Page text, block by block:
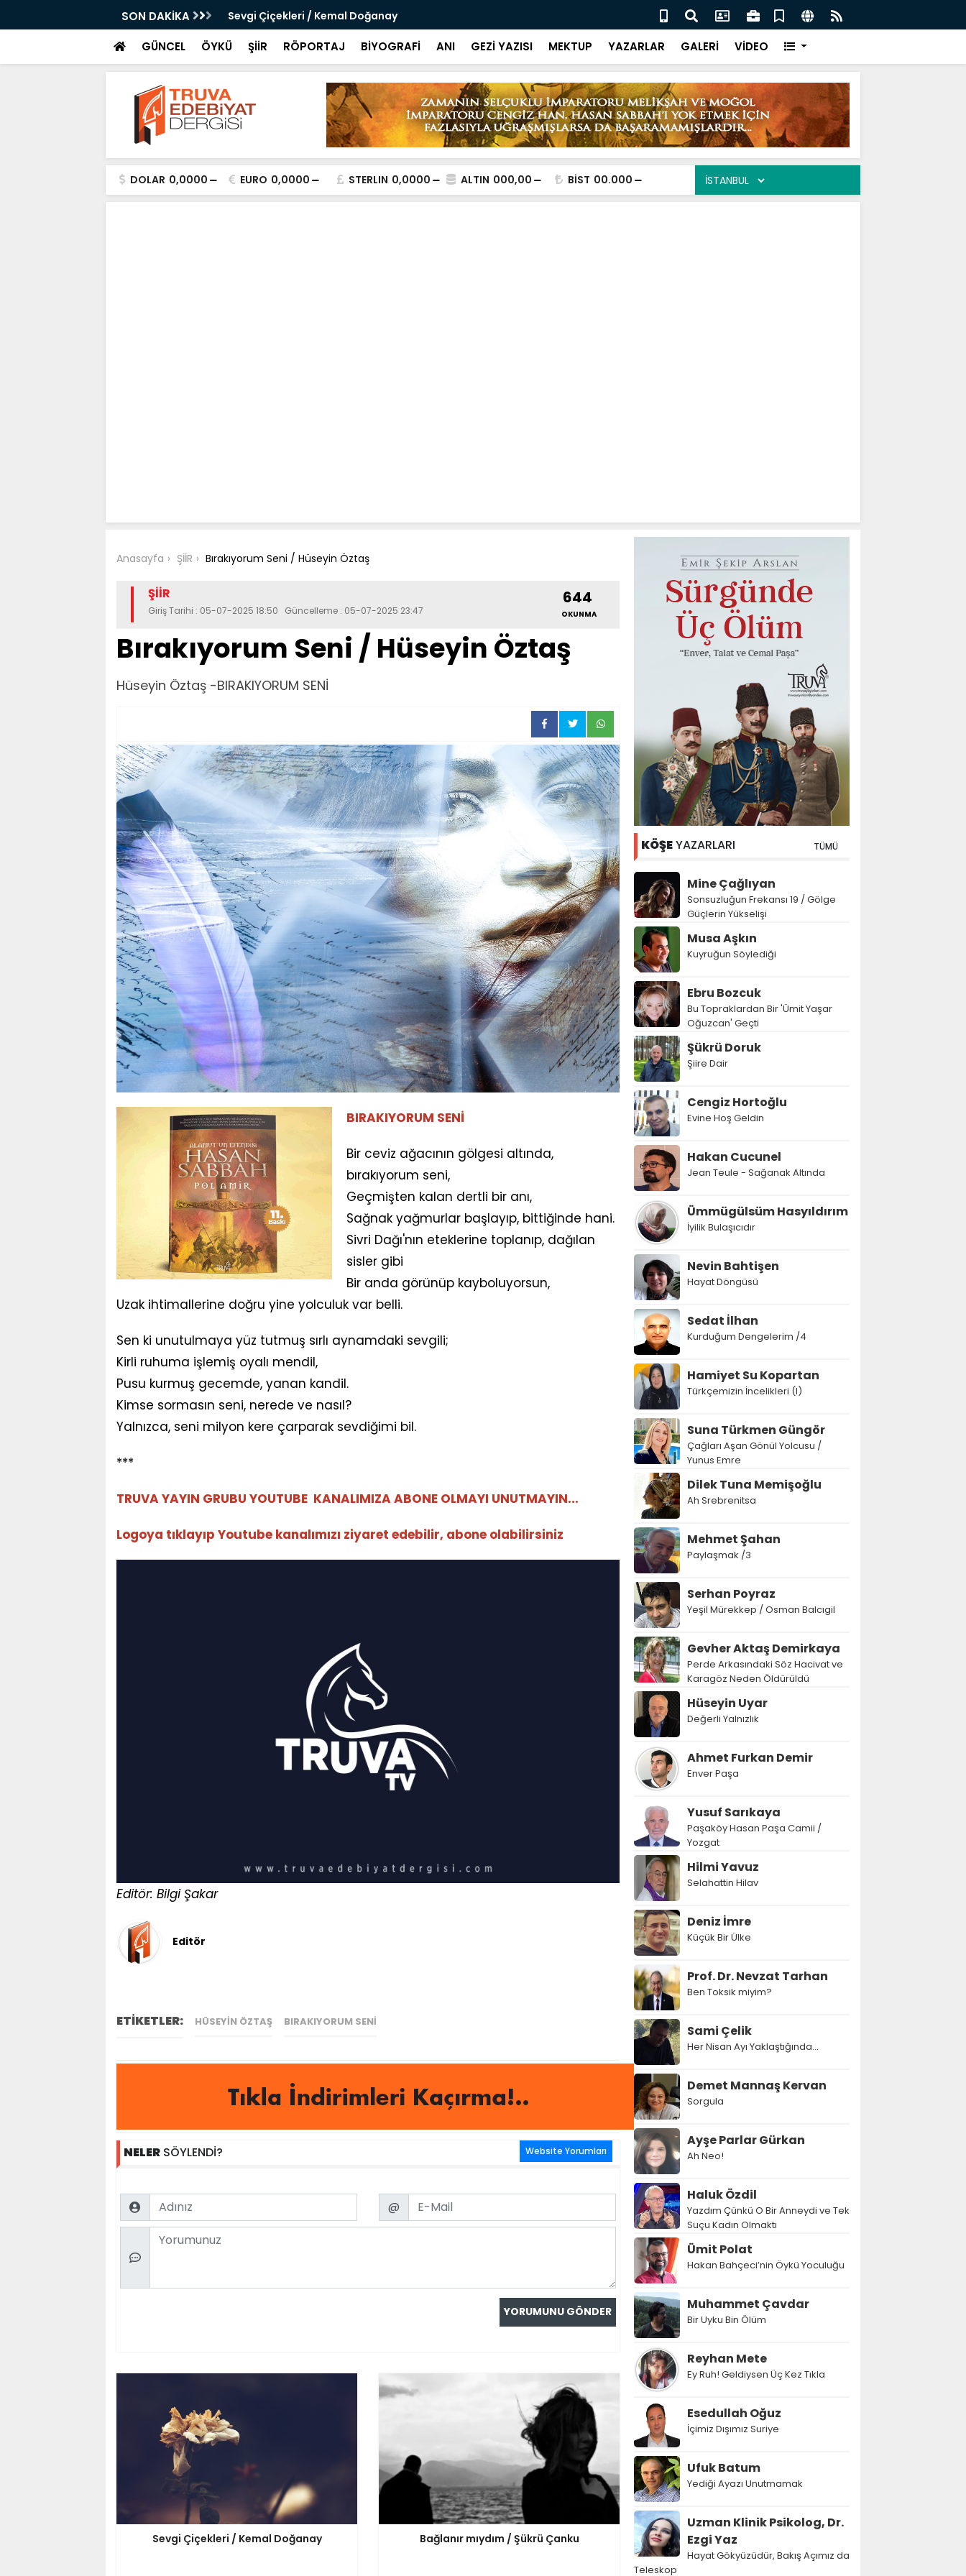
SON DAKİKA
Gölge Güçlerin Yükselişi / Mine Çağlıyan Sevgi Çiçekleri / Kemal Doğanay Bağlanır mıydım / Şükrü Çanku
GÜNCEL ÖYKÜ ŞİİR RÖPORTAJ BİYOGRAFİ ANI GEZİ YAZISI MEKTUP YAZARLAR GALERİ VİDEO
DOLAR 0,0000 EURO 0,0000 STERLIN 0,0000 ALTIN 000,00 BİST 00.000
Anasayfa ŞİİR Bırakıyorum Seni / Hüseyin Öztaş
ŞİİR
Giriş Tarihi : 05-07-2025 18:50 Güncelleme : 05-07-2025 23:47
644
OKUNMA
Bırakıyorum Seni / Hüseyin Öztaş
Hüseyin Öztaş -BIRAKIYORUM SENİ
BIRAKIYORUM SENİ
Bir ceviz ağacının gölgesi altında,
bırakıyorum seni,
Geçmişten kalan dertli bir anı,
Sağnak yağmurlar başlayıp, bittiğinde hani.
Sivri Dağı'nın eteklerine toplanıp, dağılan
sisler gibi
Bir anda görünüp kayboluyorsun,
Uzak ihtimallerine doğru yine yolculuk var belli.
Sen ki unutulmaya yüz tutmuş sırlı aynamdaki sevgili;
Kirli ruhuma işlemiş oyalı mendil,
Pusu kurmuş gecemde, yanan kandil.
Kimse sormasın seni, nerede ve nasıl?
Yalnızca, seni milyon kere çarparak sevdiğimi bil.
***
TRUVA YAYIN GRUBU YOUTUBE KANALIMIZA ABONE OLMAYI UNUTMAYIN...
Logoya tıklayıp Youtube kanalımızı ziyaret edebilir, abone olabilirsiniz
Editör: Bilgi Şakar
Editör
ETİKETLER: HÜSEYIN ÖZTAŞ BIRAKIYORUM SENİ
NELER SÖYLENDİ? Website Yorumları
Name Email
@
Comment
Sevgi Çiçekleri / Kemal Doğanay Bağlanır mıydım / Şükrü Çanku
KÖŞEYAZARLARI TÜMÜ
Mine Çağlıyan
Sonsuzluğun Frekansı 19 / Gölge
Güçlerin Yükselişi
Musa Aşkın
Kuyruğun Söylediği
Ebru Bozcuk
Bu Topraklardan Bir 'Ümit Yaşar
Oğuzcan' Geçti
Şükrü Doruk
Şiire Dair
Cengiz Hortoğlu
Evine Hoş Geldin
Hakan Cucunel
Jean Teule - Sağanak Altında
Ümmügülsüm Hasyıldırım
İyilik Bulaşıcıdır
Nevin Bahtişen
Hayat Döngüsü
Sedat İlhan
Kurduğum Dengelerim /4
Hamiyet Su Kopartan
Türkçemizin İncelikleri (I)
Suna Türkmen Güngör
Çağları Aşan Gönül Yolcusu /
Yunus Emre
Dilek Tuna Memişoğlu
Ah Srebrenitsa
Mehmet Şahan
Paylaşmak /3
Serhan Poyraz
Yeşil Mürekkep / Osman Balcıgil
Gevher Aktaş Demirkaya
Perde Arkasındaki Söz Hacivat ve
Karagöz Neden Öldürüldü
Hüseyin Uyar
Değerli Yalnızlık
Ahmet Furkan Demir
Enver Paşa
Yusuf Sarıkaya
Paşaköy Hasan Paşa Camii /
Yozgat
Hilmi Yavuz
Selahattin Hilav
Deniz İmre
Küçük Bir Ülke
Prof. Dr. Nevzat Tarhan
Ben Toksik miyim?
Sami Çelik
Her Nisan Ayı Yaklaştığında...
Demet Mannaş Kervan
Sorgula
Ayşe Parlar Gürkan
Ah Neo!
Haluk Özdil
Yazdım Çünkü O Bir Anneydi ve Tek
Suçu Kadın Olmaktı
Ümit Polat
Hakan Bahçeci’nin Öykü Yoculuğu
Muhammet Çavdar
Bir Uyku Bin Ölüm
Reyhan Mete
Ey Ruh! Geldiysen Üç Kez Tıkla
Esedullah Oğuz
İçimiz Dışımız Suriye
Ufuk Batum
Yediği Ayazı Unutmamak
Uzman Klinik Psikolog, Dr.
Ezgi Yaz
Hayat Gökyüzüdür, Bakış Açımız da
Teleskop